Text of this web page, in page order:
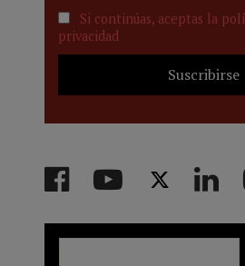
Si continúas, aceptas la
privacidad